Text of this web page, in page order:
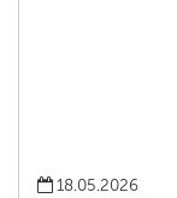
18.05.2026